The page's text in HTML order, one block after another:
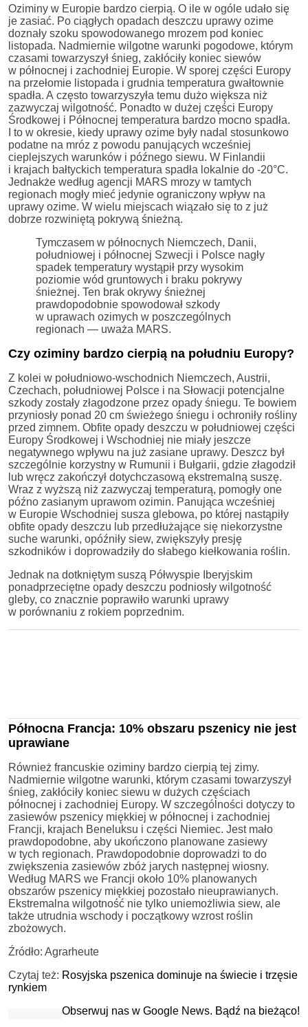
Oziminy w Europie bardzo cierpią. O ile w ogóle udało się
je zasiać. Po ciągłych opadach deszczu uprawy ozime
doznały szoku spowodowanego mrozem pod koniec
listopada. Nadmiernie wilgotne warunki pogodowe, którym
czasami towarzyszył śnieg, zakłóciły koniec siewów
w północnej i zachodniej Europie. W sporej części Europy
na przełomie listopada i grudnia temperatura gwałtownie
spadła. A często towarzyszyła temu dużo większa niż
zazwyczaj wilgotność. Ponadto w dużej części Europy
Środkowej i Północnej temperatura bardzo mocno spadła.
I to w okresie, kiedy uprawy ozime były nadal stosunkowo
podatne na mróz z powodu panujących wcześniej
cieplejszych warunków i późnego siewu. W Finlandii
i krajach bałtyckich temperatura spadła lokalnie do -20°C.
Jednakże według agencji MARS mrozy w tamtych
regionach mogły mieć jedynie ograniczony wpływ na
uprawy ozime. W wielu miejscach wiązało się to z już
dobrze rozwiniętą pokrywą śnieżną.
Tymczasem w północnych Niemczech, Danii,
południowej i północnej Szwecji i Polsce nagły
spadek temperatury wystąpił przy wysokim
poziomie wód gruntowych i braku pokrywy
śnieżnej. Ten brak okrywy śnieżnej
prawdopodobnie spowodował szkody
w uprawach ozimych w poszczególnych
regionach — uważa MARS.
Czy oziminy bardzo cierpią na południu Europy?
Z kolei w południowo-wschodnich Niemczech, Austrii,
Czechach, południowej Polsce i na Słowacji potencjalne
szkody zostały złagodzone przez opady śniegu. Te bowiem
przyniosły ponad 20 cm świeżego śniegu i ochroniły rośliny
przed zimnem. Obfite opady deszczu w południowej części
Europy Środkowej i Wschodniej nie miały jeszcze
negatywnego wpływu na już zasiane uprawy. Deszcz był
szczególnie korzystny w Rumunii i Bułgarii, gdzie złagodził
lub wręcz zakończył dotychczasową ekstremalną suszę.
Wraz z wyższą niż zazwyczaj temperaturą, pomogły one
późno zasianym uprawom ozimin. Panująca wcześniej
w Europie Wschodniej susza glebowa, po której nastąpiły
obfite opady deszczu lub przedłużające się niekorzystne
suche warunki, opóźniły siew, zwiększyły presję
szkodników i doprowadziły do słabego kiełkowania roślin.
Jednak na dotkniętym suszą Półwyspie Iberyjskim
ponadprzeciętne opady deszczu podniosły wilgotność
gleby, co znacznie poprawiło warunki uprawy
w porównaniu z rokiem poprzednim.
Północna Francja: 10% obszaru pszenicy nie jest
uprawiane
Również francuskie oziminy bardzo cierpią tej zimy.
Nadmiernie wilgotne warunki, którym czasami towarzyszył
śnieg, zakłóciły koniec siewu w dużych częściach
północnej i zachodniej Europy. W szczególności dotyczy to
zasiewów pszenicy miękkiej w północnej i zachodniej
Francji, krajach Beneluksu i części Niemiec. Jest mało
prawdopodobne, aby ukończono planowane zasiewy
w tych regionach. Prawdopodobnie doprowadzi to do
zwiększenia zasiewów zbóż jarych następnej wiosny.
Według MARS we Francji około 10% planowanych
obszarów pszenicy miękkiej pozostało nieuprawianych.
Ekstremalna wilgotność nie tylko uniemożliwia siew, ale
także utrudnia wschody i początkowy wzrost roślin
zbożowych.
Źródło: Agrarheute
Czytaj też: Rosyjska pszenica dominuje na świecie i trzęsie
rynkiem
Obserwuj nas w Google News. Bądź na bieżąco!